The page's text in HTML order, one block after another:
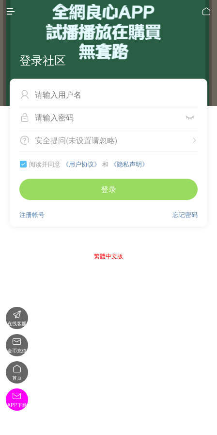
 
登录社区

 
 
安全提问(未设置请忽略)
 阅读并同意 《用户协议》 和 《隐私声明》
登录
忘记密码
注册帐号
繁體中文版

在线客服

金币充值

首页

APP下载